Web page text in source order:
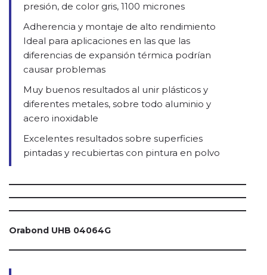
presión, de color gris, 1100 micrones
Adherencia y montaje de alto rendimiento
Ideal para aplicaciones en las que las
diferencias de expansión térmica podrían
causar problemas
Muy buenos resultados al unir plásticos y
diferentes metales, sobre todo aluminio y
acero inoxidable
Excelentes resultados sobre superficies
pintadas y recubiertas con pintura en polvo
Orabond UHB 04064G